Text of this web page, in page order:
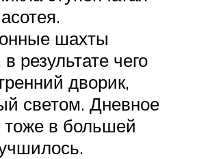
шахты
результате чего
дворик,
светом. Дневное
в большей